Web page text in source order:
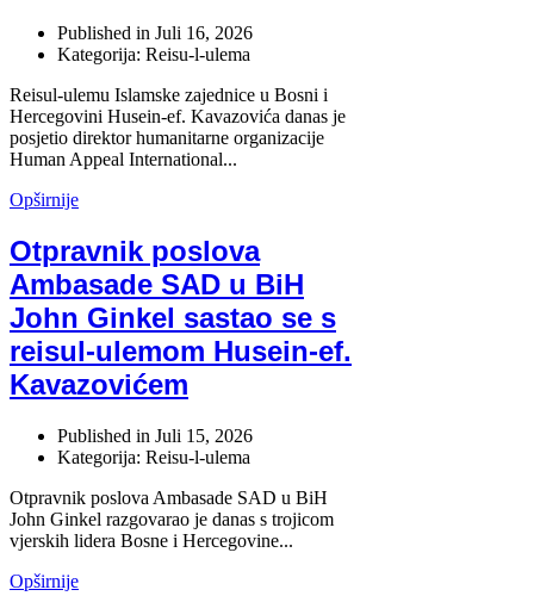
Published in Juli 16, 2026
Kategorija: Reisu-l-ulema
Reisul-ulemu Islamske zajednice u Bosni i
Hercegovini Husein-ef. Kavazovića danas je
posjetio direktor humanitarne organizacije
Human Appeal International...
Opširnije
Otpravnik poslova
Ambasade SAD u BiH
John Ginkel sastao se s
reisul-ulemom Husein-ef.
Kavazovićem
Published in Juli 15, 2026
Kategorija: Reisu-l-ulema
Otpravnik poslova Ambasade SAD u BiH
John Ginkel razgovarao je danas s trojicom
vjerskih lidera Bosne i Hercegovine...
Opširnije